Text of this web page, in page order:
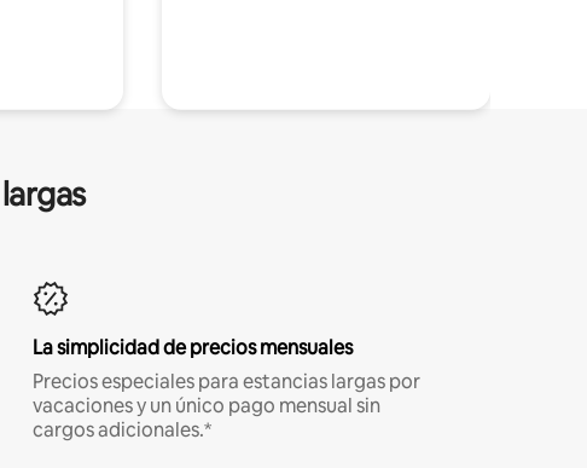
La simplicidad de precios mensuales
Precios especiales para estancias largas por
vacaciones y un único pago mensual sin
cargos adicionales.*